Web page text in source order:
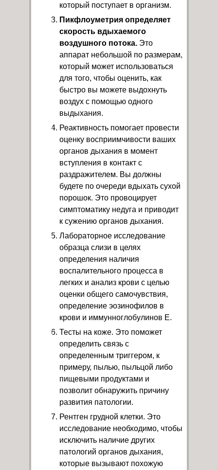
который поступает в организм.
Пикфлоуметрия определяет
скорость вдыхаемого
воздушного потока. Это
аппарат небольшой по размерам,
который может использоваться
для того, чтобы оценить, как
быстро вы можете выдохнуть
воздух с помощью одного
выдыхания.
Реактивность помогает провести
оценку восприимчивости ваших
органов дыхания в момент
вступления в контакт с
раздражителем. Вы должны
будете по очереди вдыхать сухой
порошок. Это провоцирует
симптоматику недуга и приводит
к сужению органов дыхания.
Лабораторное исследование
образца слизи в целях
определения наличия
воспалительного процесса в
легких и анализ крови с целью
оценки общего самочувствия,
определение эозинофилов в
крови и иммунноглобулинов Е.
Тесты на коже. Это поможет
определить связь с
определенным триггером, к
примеру, пылью, пыльцой либо
пищевыми продуктами и
позволит обнаружить причину
развития патологии.
Рентген грудной клетки. Это
исследование необходимо, чтобы
исключить наличие других
патологий органов дыхания,
которые вызывают похожую